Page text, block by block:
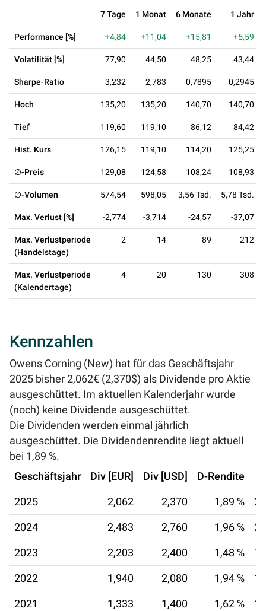
7 Tage 1 Monat 6 Monate 1 Jahr
Performance [%] +4,84 +11,04 +15,81 +5,59
Volatilität [%] 77,90 44,50 48,25 43,44
Sharpe-Ratio 3,232 2,783 0,7895 0,2945
Hoch 135,20 135,20 140,70 140,70
Tief 119,60 119,10 86,12 84,42
Hist. Kurs 126,15 119,10 114,20 125,25
∅-Preis 129,08 124,58 108,24 108,93
∅-Volumen 574,54 598,05 3,56 Tsd. 5,78 Tsd.
Max. Verlust [%] -2,774 -3,714 -24,57 -37,07
Max. Verlustperiode
(Handelstage)
2 14 89 212
Max. Verlustperiode
(Kalendertage)
4 20 130 308
Kennzahlen
Owens Corning (New) hat für das Geschäftsjahr
2025 bisher 2,062€ (2,370$) als Dividende pro Aktie
ausgeschüttet. Im aktuellen Kalenderjahr wurde
(noch) keine Dividende ausgeschüttet.
Die Dividenden werden einmal jährlich
ausgeschüttet. Die Dividendenrendite liegt aktuell
bei 1,89 %.
Geschäftsjahr
Div [EUR] Div [USD] D-Rendite
2025 2,062 2,370 1,89 %
2024 2,483 2,760 1,96 %
2023 2,203 2,400 1,48 %
2022 1,940 2,080 1,94 %
2021 1,333 1,400 1,62 %